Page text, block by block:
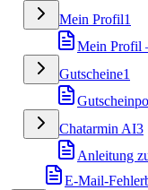
Mein Profil1
Mein Profil
Gutscheine1
Chatarmin AI3
Anleitung
E-Mail-